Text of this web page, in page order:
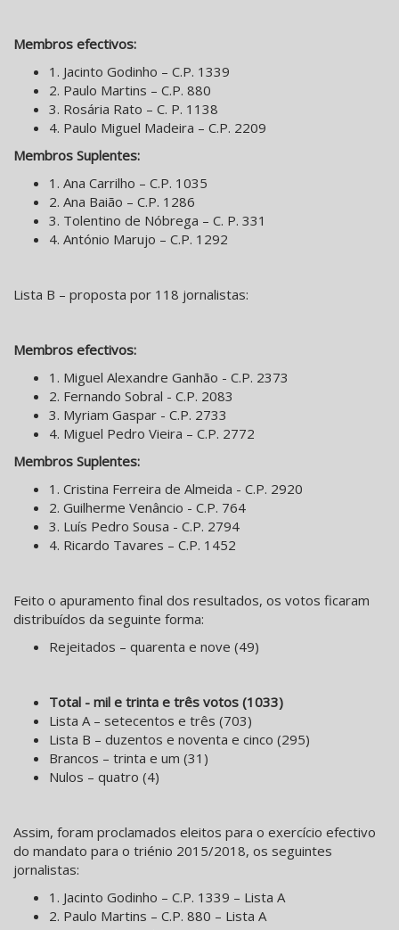
Membros efectivos:
1. Jacinto Godinho – C.P. 1339
2. Paulo Martins – C.P. 880
3. Rosária Rato – C. P. 1138
4. Paulo Miguel Madeira – C.P. 2209
Membros Suplentes:
1. Ana Carrilho – C.P. 1035
2. Ana Baião – C.P. 1286
3. Tolentino de Nóbrega – C. P. 331
4. António Marujo – C.P. 1292
Lista B – proposta por 118 jornalistas:
Membros efectivos:
1. Miguel Alexandre Ganhão - C.P. 2373
2. Fernando Sobral - C.P. 2083
3. Myriam Gaspar - C.P. 2733
4. Miguel Pedro Vieira – C.P. 2772
Membros Suplentes:
1. Cristina Ferreira de Almeida - C.P. 2920
2. Guilherme Venâncio - C.P. 764
3. Luís Pedro Sousa - C.P. 2794
4. Ricardo Tavares – C.P. 1452
Feito o apuramento final dos resultados, os votos ficaram
distribuídos da seguinte forma:
Rejeitados – quarenta e nove (49)
Total - mil e trinta e três votos (1033)
Lista A – setecentos e três (703)
Lista B – duzentos e noventa e cinco (295)
Brancos – trinta e um (31)
Nulos – quatro (4)
Assim, foram proclamados eleitos para o exercício efectivo
do mandato para o triénio 2015/2018, os seguintes
jornalistas:
1. Jacinto Godinho – C.P. 1339 – Lista A
2. Paulo Martins – C.P. 880 – Lista A